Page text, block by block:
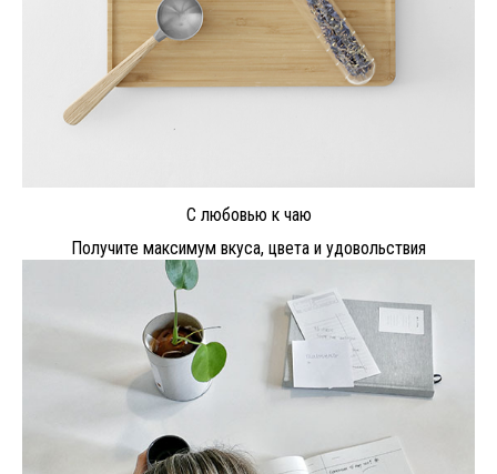
С любовью к чаю
Получите максимум вкуса, цвета и удовольствия